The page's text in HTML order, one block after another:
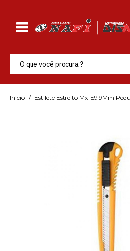
Início Estilete Estreito Mx-E9 9Mm